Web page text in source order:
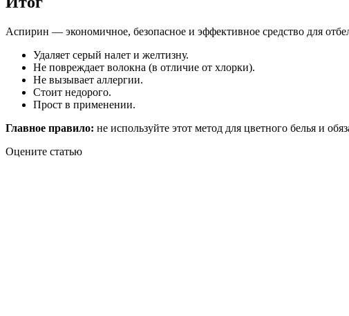
Аспирин — экономичное, безопасное и эффективное средство для
Удаляет серый налет и желтизну.
Не повреждает волокна (в отличие от хлорки).
Не вызывает аллергии.
Стоит недорого.
Прост в применении.
Главное правило: не используйте этот метод для цветного белья и
Оцените статью